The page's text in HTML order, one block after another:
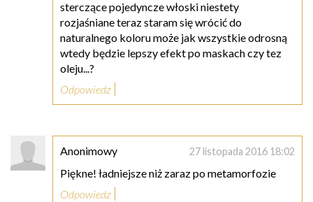
sterczące pojedyncze włoski niestety
rozjaśniane teraz staram się wrócić do
naturalnego koloru może jak wszystkie odrosną
wtedy będzie lepszy efekt po maskach czy tez
oleju...?
Odpowiedz
Anonimowy 27 listopada 2016 18:02
Piękne! ładniejsze niż zaraz po metamorfozie
Odpowiedz